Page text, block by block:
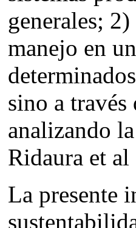
generales;
manejo en
sino a través
analizando
Ridaura et
La presente